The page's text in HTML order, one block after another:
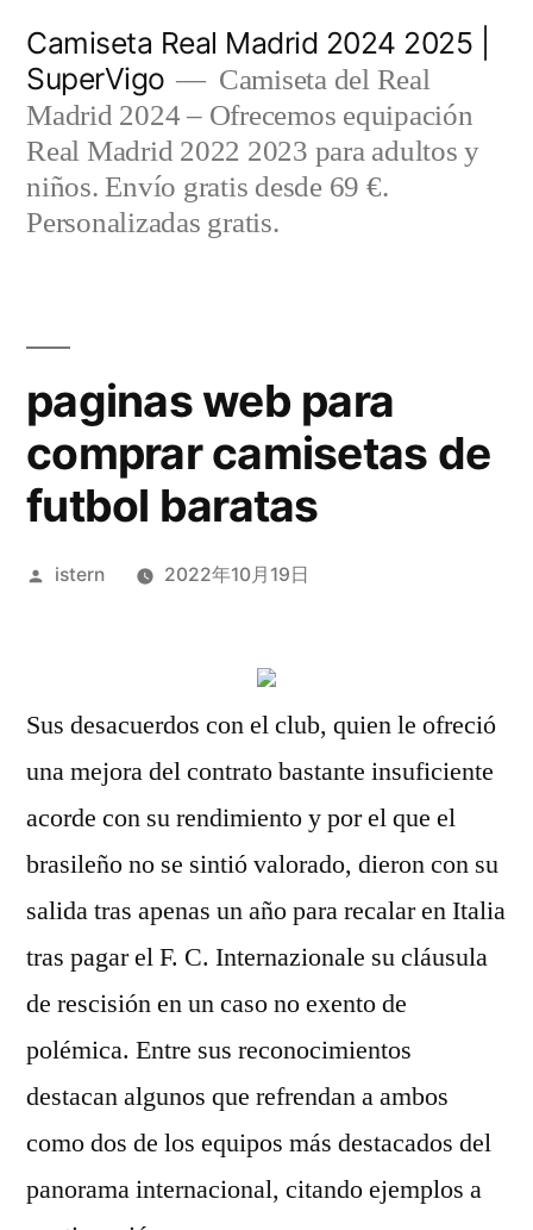
contenido
Camiseta Real Madrid 2024 2025 |
SuperVigo
Camiseta del Real
Madrid 2024 – Ofrecemos equipación
Real Madrid 2022 2023 para adultos y
niños. Envío gratis desde 69 €.
Personalizadas gratis.
paginas web para
comprar camisetas de
futbol baratas
Publicado
istern 2022年10月19日
Sus desacuerdos con el club, quien le ofreció
una mejora del contrato bastante insuficiente
acorde con su rendimiento y por el que el
brasileño no se sintió valorado, dieron con su
salida tras apenas un año para recalar en Italia
tras pagar el F. C. Internazionale su cláusula
de rescisión en un caso no exento de
polémica. Entre sus reconocimientos
destacan algunos que refrendan a ambos
como dos de los equipos más destacados del
panorama internacional, citando ejemplos a